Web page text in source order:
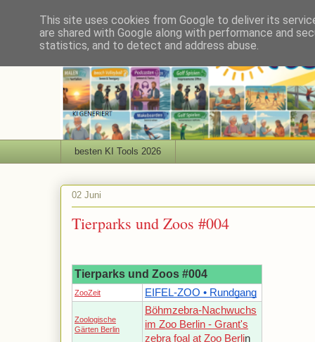
besten KI Tools 2026
02 Juni
Tierparks und Zoos #004
Tierparks und Zoos #004
ZooZeit EIFEL-ZOO • Rundgang
Zoologische
Gärten Berlin
Böhmzebra-Nachwuchs
im Zoo Berlin - Grant's
zebra foal at Zoo Berlin
This site uses cookies from Google to deliver its
are shared with Google along with performance and
statistics, and to detect and address abuse.